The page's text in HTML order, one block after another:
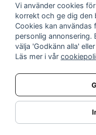
Kök & Matlagning
Belysning
Textil & Mattor
Möbler
Vi använder cookies
korrekt och ge dig den
Cookies kan
personlig
välja 'Godkänn alla'
Läs mer i vår